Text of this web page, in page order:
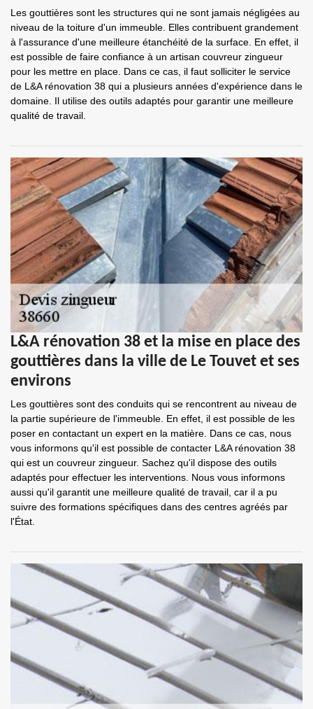
Les gouttières sont les structures qui ne sont jamais négligées au
niveau de la toiture d'un immeuble. Elles contribuent grandement
à l'assurance d'une meilleure étanchéité de la surface. En effet, il
est possible de faire confiance à un artisan couvreur zingueur
pour les mettre en place. Dans ce cas, il faut solliciter le service
de L&A rénovation 38 qui a plusieurs années d'expérience dans le
domaine. Il utilise des outils adaptés pour garantir une meilleure
qualité de travail.
L&A rénovation 38 et la mise en place des
gouttières dans la ville de Le Touvet et ses
environs
Les gouttières sont des conduits qui se rencontrent au niveau de
la partie supérieure de l'immeuble. En effet, il est possible de les
poser en contactant un expert en la matière. Dans ce cas, nous
vous informons qu'il est possible de contacter L&A rénovation 38
qui est un couvreur zingueur. Sachez qu'il dispose des outils
adaptés pour effectuer les interventions. Nous vous informons
aussi qu'il garantit une meilleure qualité de travail, car il a pu
suivre des formations spécifiques dans des centres agréés par
l'État.